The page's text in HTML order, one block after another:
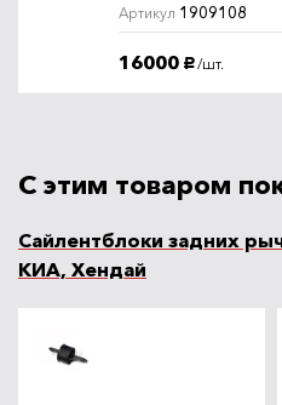
Артикул 1909108
16000 руб. /шт.
С этим товаром
Сайлентблоки задних
КИА, Хендай